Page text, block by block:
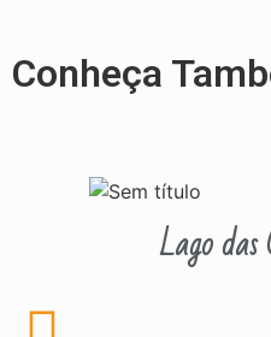
Conheça
Lago